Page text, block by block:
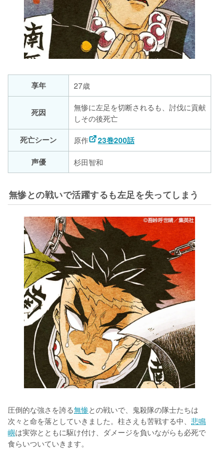
享年 27歳
死因
無惨に左足を切断されるも、討伐に貢献
しその後死亡
死亡シーン
原作
23巻200話
声優
杉田智和
無惨との戦いで活躍するも左足を失ってしまう
圧倒的な強さを誇る無惨との戦いで、鬼殺隊の隊士たちは
次々と命を落としていきました。柱さえも苦戦する中、 悲鳴
嶼は実弥とともに駆け付け、ダメージを負いながらも必死で
食らいついていきます。